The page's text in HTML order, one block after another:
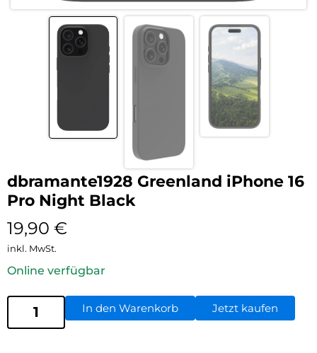
dbramante1928 Greenland iPhone 16
Pro Night Black
19,90 €
inkl. MwSt.
Online verfügbar
In den Warenkorb Jetzt kaufen